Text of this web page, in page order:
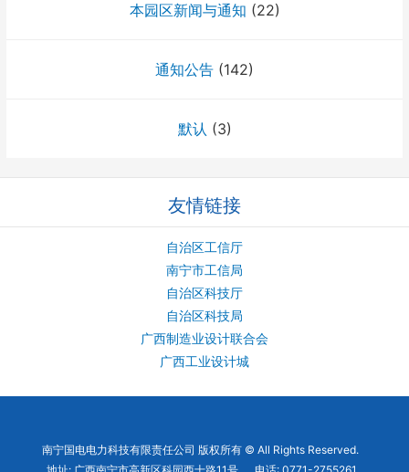
本园区新闻与通知 (22)
通知公告 (142)
默认 (3)
友情链接
自治区工信厅
南宁市工信局
自治区科技厅
自治区科技局
广西制造业设计联合会
广西工业设计城
南宁国电电力科技有限责任公司 版权所有 © All Rights Reserved.